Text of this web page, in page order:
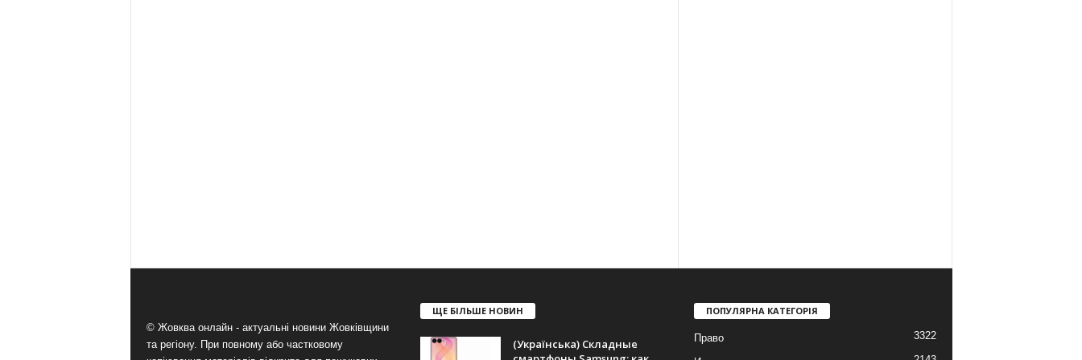
© Жовква онлайн - актуальні новини Жовківщини
та регіону. При повному або частковому
ЩЕ БІЛЬШЕ НОВИН
(Українська) Складные
ПОПУЛЯРНА КАТЕГОРІЯ
Право 3322